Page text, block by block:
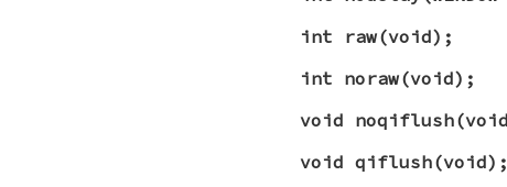
int raw(void);
int noraw(void);
void
void qiflush(void);